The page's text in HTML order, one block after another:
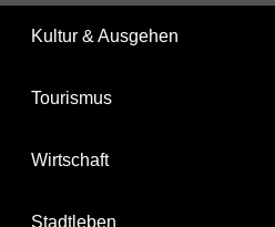
Kultur & Ausgehen
Tourismus
Wirtschaft
Stadtleben